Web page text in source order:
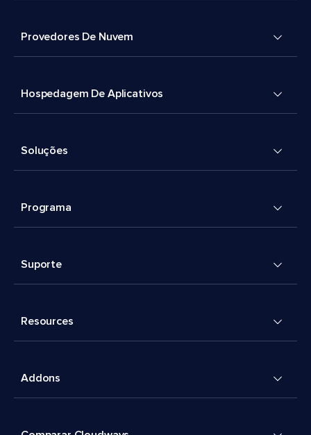
Provedores De Nuvem
Hospedagem De Aplicativos
Soluções
Programa
Suporte
Resources
Addons